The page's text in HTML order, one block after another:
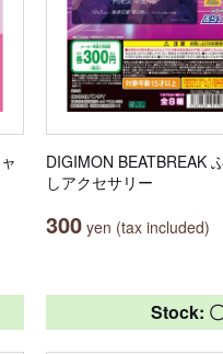
DIGIMON BEATBREAK
しアクセサリー
300 yen (tax included)
Stock: